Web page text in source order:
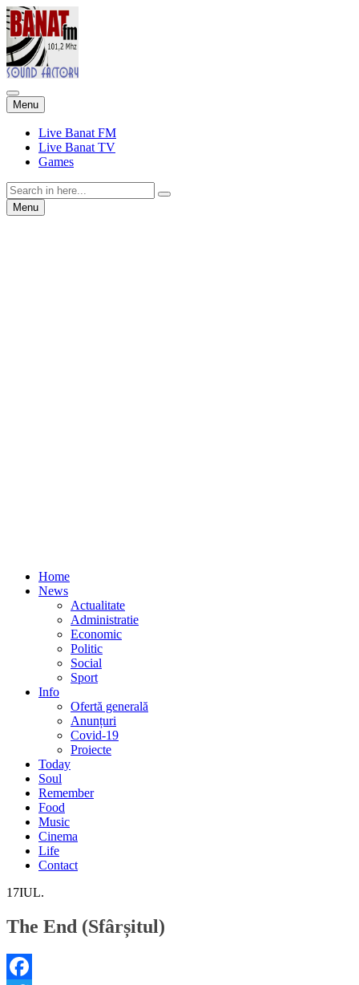
Menu Skip
to
content
Live Banat FM
Live Banat TV
Games
Search
for:Menu Skip
to
Home
News
Actualitate
Administratie
Economic
Politic
Social
Sport
Info
Ofertă generală
Anunțuri
Covid-19
Proiecte
Today
Soul
Remember
Food
Music
Cinema
Life
Contact
17IUL.
The End (Sfârșitul)